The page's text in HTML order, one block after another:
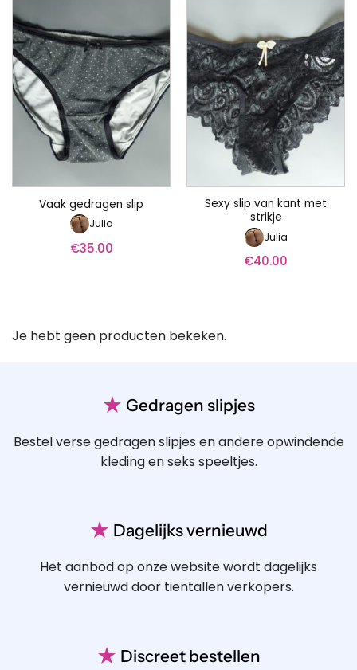
Vaak gedragen slip
Julia
€35.00
Sexy slip van kant met
strikje
Julia
€40.00
Je hebt geen producten bekeken.
★ Gedragen slipjes
Bestel verse gedragen slipjes en andere opwindende
kleding en seks speeltjes.
★ Dagelijks vernieuwd
Het aanbod op onze website wordt dagelijks
vernieuwd door tientallen verkopers.
★ Discreet bestellen